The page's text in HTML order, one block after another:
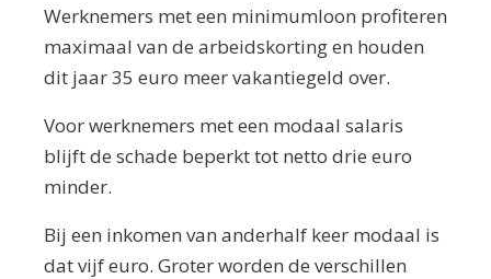
Werknemers met een minimumloon profiteren
maximaal van de arbeidskorting en houden
dit jaar 35 euro meer vakantiegeld over.
Voor werknemers met een modaal salaris
blijft de schade beperkt tot netto drie euro
minder.
Bij een inkomen van anderhalf keer modaal is
dat vijf euro. Groter worden de verschillen